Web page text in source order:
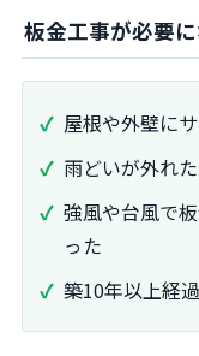
板金工事が必要
屋根や外壁に
雨どいが外れ
強風や台風で
った
築10年以上経